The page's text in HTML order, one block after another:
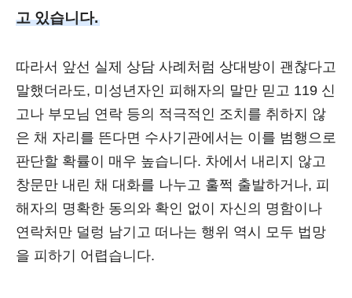
고 있습니다.
따라서 앞선 실제 상담 사례처럼 상대방이 괜찮다고
말했더라도, 미성년자인 피해자의 말만 믿고 119 신
고나 부모님 연락 등의 적극적인 조치를 취하지 않
은 채 자리를 뜬다면 수사기관에서는 이를 범행으로
판단할 확률이 매우 높습니다. 차에서 내리지 않고
창문만 내린 채 대화를 나누고 훌쩍 출발하거나, 피
해자의 명확한 동의와 확인 없이 자신의 명함이나
연락처만 덜렁 남기고 떠나는 행위 역시 모두 법망
을 피하기 어렵습니다.